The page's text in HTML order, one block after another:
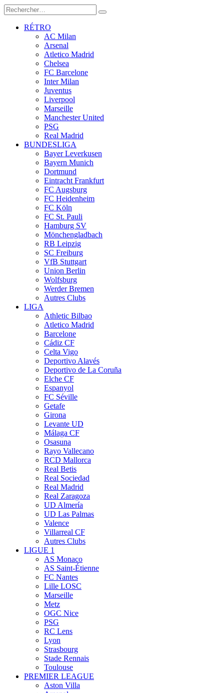
RÉTRO
AC Milan
Arsenal
Atletico Madrid
Chelsea
FC Barcelone
Inter Milan
Juventus
Liverpool
Marseille
Manchester United
PSG
Real Madrid
BUNDESLIGA
Bayer Leverkusen
Bayern Munich
Dortmund
Eintracht Frankfurt
FC Augsburg
FC Heidenheim
FC Köln
FC St. Pauli
Hamburg SV
Mönchengladbach
RB Leipzig
SC Freiburg
VfB Stuttgart
Union Berlin
Wolfsburg
Werder Bremen
Autres Clubs
LIGA
Athletic Bilbao
Atletico Madrid
Barcelone
Cádiz CF
Celta Vigo
Deportivo Alavés
Deportivo de La Coruña
Elche CF
Espanyol
FC Séville
Getafe
Girona
Levante UD
Málaga CF
Osasuna
Rayo Vallecano
RCD Mallorca
Real Betis
Real Sociedad
Real Madrid
Real Zaragoza
UD Almería
UD Las Palmas
Valence
Villarreal CF
Autres Clubs
LIGUE 1
AS Monaco
AS Saint-Étienne
FC Nantes
Lille LOSC
Marseille
Metz
OGC Nice
PSG
RC Lens
Lyon
Strasbourg
Stade Rennais
Toulouse
PREMIER LEAGUE
Aston Villa